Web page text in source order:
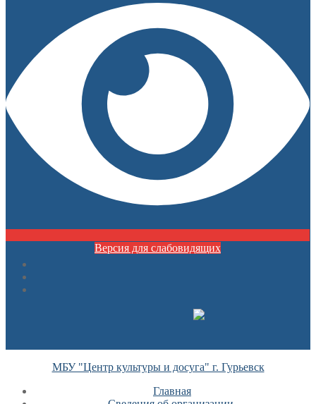
Версия для слабовидящих
МБУ "Центр культуры и досуга" г. Гурьевск
Главная